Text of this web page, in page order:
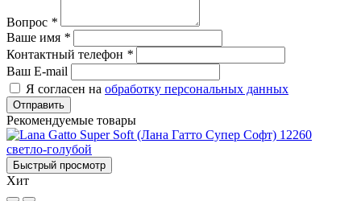
Вопрос *
Ваше имя *
Контактный телефон *
Ваш E-mail
Я согласен на обработку персональных данных
Отправить
Рекомендуемые товары
Быстрый просмотр
Хит